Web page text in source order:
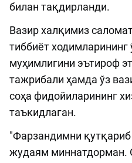
билан тақдирланди.
Вазир халқимиз
тиббиёт ходимларининг
муҳимлигини эътироф
тажрибали ҳамда ўз
соҳа фидойиларининг
таъкидлаган.
"Фарзандимни
жудаям миннатдорман.